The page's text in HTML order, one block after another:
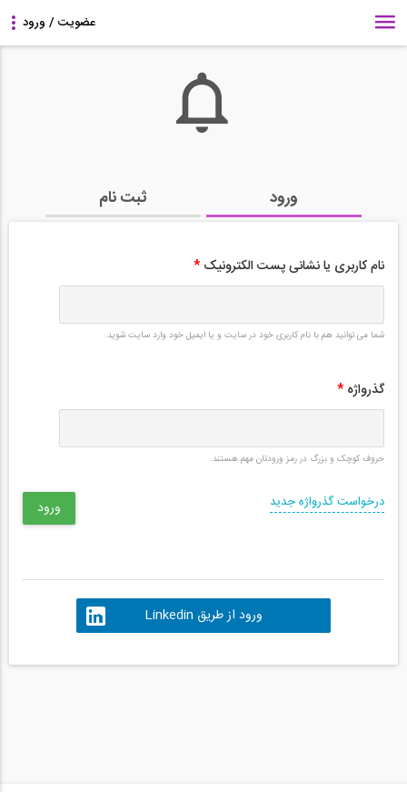
ورود ثبت نام
نام کاربری یا نشانی پست الکترونیک *
شما می توانید هم با نام کاربری خود در سایت و یا ایمیل خود وارد سایت شوید.
گذرواژه *
حروف کوچک و بزرگ در رمز ورودتان مهم هستند.
درخواست گذرواژه جدید
ورود از طریق Linkedin